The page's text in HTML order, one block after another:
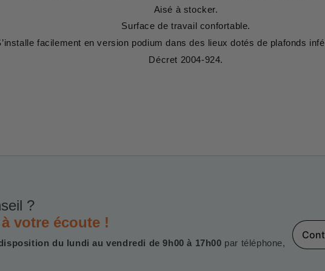
Aisé à stocker.
Surface de travail confortable.
facilement en version podium dans des lieux dotés de plafonds
Décret 2004-924.
?
votre écoute !
du lundi au vendredi de 9h00 à 17h00 par téléphone,